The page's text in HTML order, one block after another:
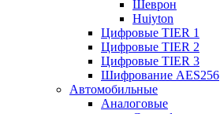
Шеврон
Huiyton
Цифровые TIER 1
Цифровые TIER 2
Цифровые TIER 3
Шифрование AES256
Автомобильные
Аналоговые